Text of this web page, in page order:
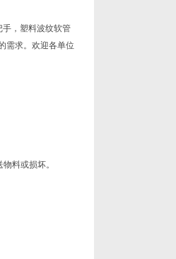
，塑料波纹软管
需求。欢迎各单位
送物料或损坏。